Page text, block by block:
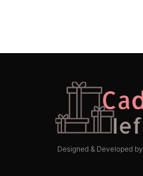
Designed & Developed by